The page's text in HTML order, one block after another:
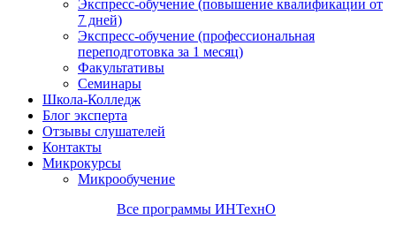
Экспресс-обучение (повышение квалификации от
7 дней)
Экспресс-обучение (профессиональная
переподготовка за 1 месяц)
Факультативы
Семинары
Школа-Колледж
Блог эксперта
Отзывы слушателей
Контакты
Микрокурсы
Микрообучение
Все программы ИНТехнО